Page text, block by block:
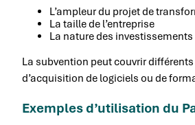
L’ampleur du projet de
La taille de l’entreprise
La nature des investissements
La subvention peut couvrir
d’acquisition de logiciels ou de
Exemples d’utilisation du